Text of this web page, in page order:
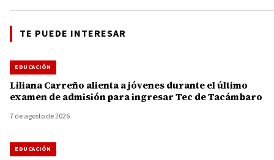
TE PUEDE INTERESAR
EDUCACIÓN
Liliana Carreño alienta a jóvenes durante el último
examen de admisión para ingresar Tec de Tacámbaro
7 de agosto de 2026
EDUCACIÓN